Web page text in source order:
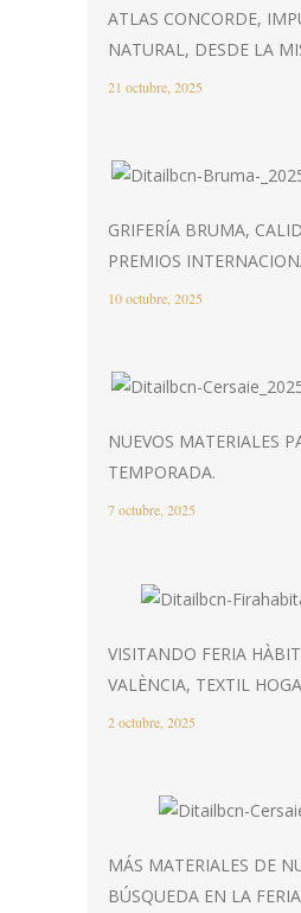
ATLAS CONCORDE,
NATURAL, DESDE LA
21 octubre, 2025
GRIFERÍA BRUMA,
PREMIOS
10 octubre, 2025
NUEVOS MATERIALES
TEMPORADA.
7 octubre, 2025
VISITANDO FERIA
VALÈNCIA, TEXTIL
2 octubre, 2025
MÁS MATERIALES DE
BÚSQUEDA EN LA